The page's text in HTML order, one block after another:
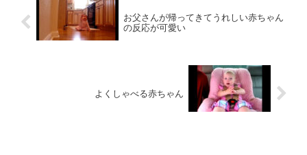
お父さんが帰ってきてうれしい赤ちゃん
の反応が可愛い
よくしゃべる赤ちゃん